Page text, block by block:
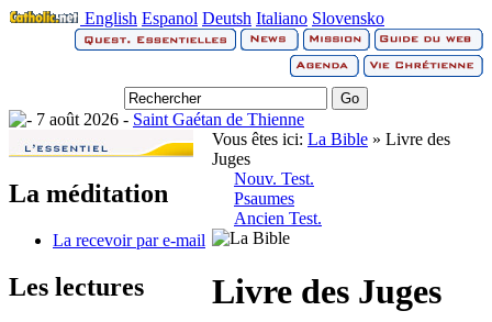
English Espanol Deutsh Italiano Slovensko
7 août 2026 - Saint Gaétan de Thienne
La méditation
La recevoir par e-mail
Les lectures
Vous êtes ici: La Bible » Livre des
Juges
Nouv. Test.
Psaumes
Ancien Test.
Livre des Juges